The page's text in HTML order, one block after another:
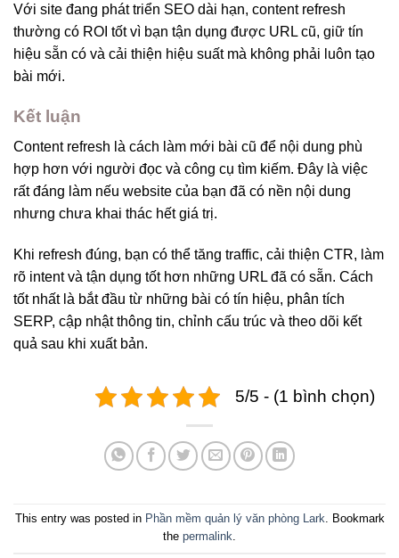
Với site đang phát triển SEO dài hạn, content refresh
thường có ROI tốt vì bạn tận dụng được URL cũ, giữ tín
hiệu sẵn có và cải thiện hiệu suất mà không phải luôn tạo
bài mới.
Kết luận
Content refresh là cách làm mới bài cũ để nội dung phù
hợp hơn với người đọc và công cụ tìm kiếm. Đây là việc
rất đáng làm nếu website của bạn đã có nền nội dung
nhưng chưa khai thác hết giá trị.
Khi refresh đúng, bạn có thể tăng traffic, cải thiện CTR, làm
rõ intent và tận dụng tốt hơn những URL đã có sẵn. Cách
tốt nhất là bắt đầu từ những bài có tín hiệu, phân tích
SERP, cập nhật thông tin, chỉnh cấu trúc và theo dõi kết
quả sau khi xuất bản.
5/5 - (1 bình chọn)
This entry was posted in Phần mềm quản lý văn phòng Lark. Bookmark
the permalink.